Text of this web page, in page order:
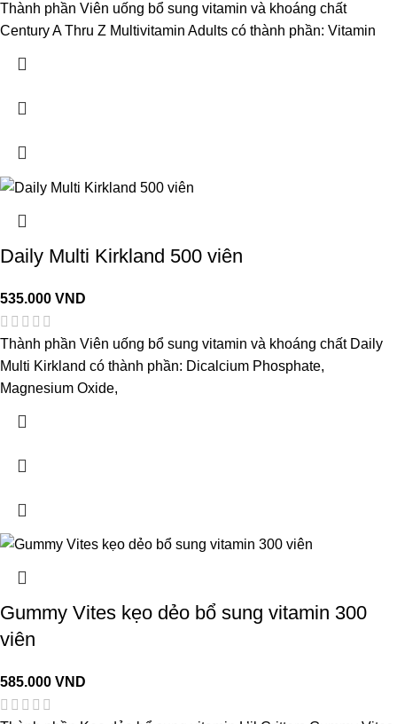
Thành phần Viên uống bổ sung vitamin và khoáng chất
Century A Thru Z Multivitamin Adults có thành phần: Vitamin
Daily Multi Kirkland 500 viên
535.000VND
Thành phần Viên uống bổ sung vitamin và khoáng chất Daily
Multi Kirkland có thành phần: Dicalcium Phosphate,
Magnesium Oxide,
Gummy Vites kẹo dẻo bổ sung vitamin 300
viên
585.000VND